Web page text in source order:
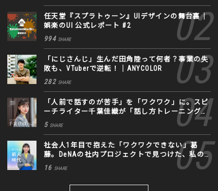
任天堂『スプラトゥーン』UIデザインの舞台裏｜
娯楽のUI 公式レポート #2
994 SHARE
「にじさんじ」生んだ田角陸って何者？事業の失
敗も、VTuberで逆転！｜ANYCOLOR
282 SHARE
「人前で話すのが苦手」を「ワクワク」に。スピ
ーチライター千葉佳織が「話し方トレーニング」
に込めた思い
5 SHARE
社会人1年目で抱えた「ワクワクできない」葛
藤。DeNAの社内プロジェクトで見つけた、私の
生きる道
16 SHARE